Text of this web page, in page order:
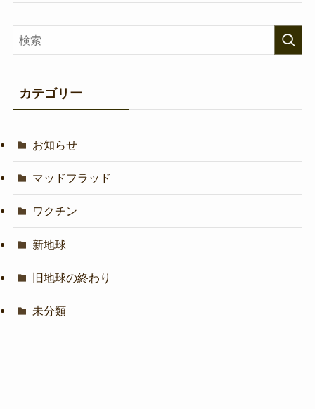
カテゴリー
お知らせ
マッドフラッド
ワクチン
新地球
旧地球の終わり
未分類